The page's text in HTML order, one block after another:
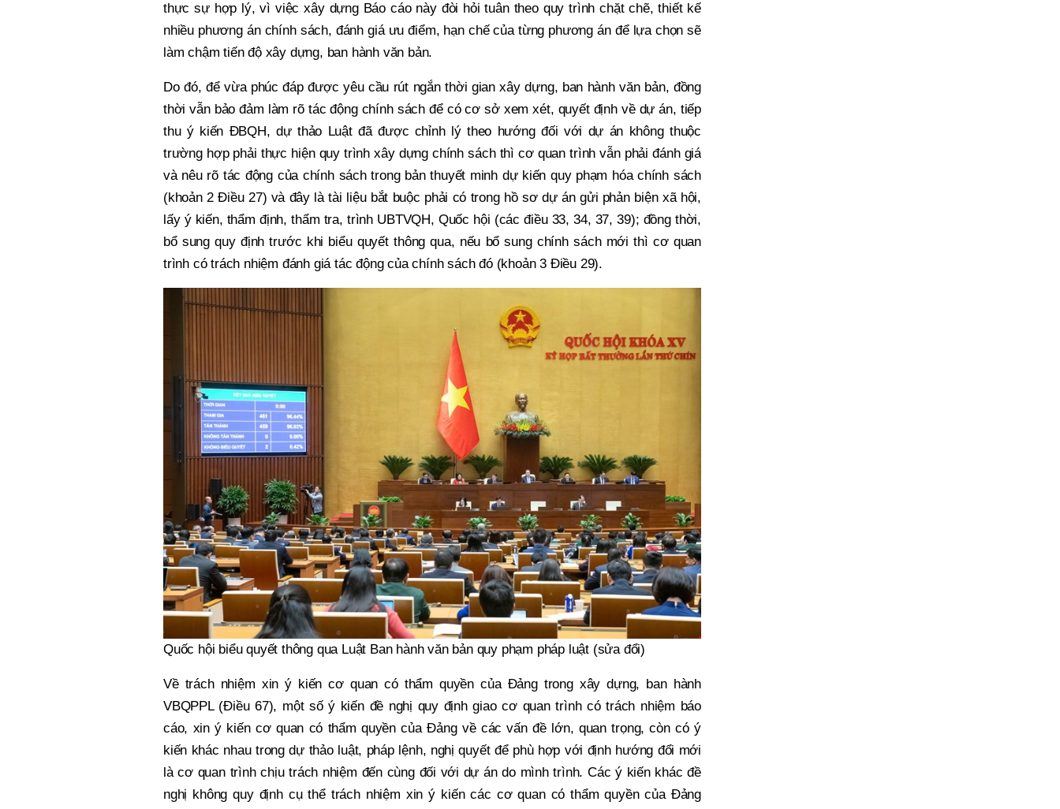
thực sự hợp lý, vì việc xây dựng Báo cáo này đòi hỏi tuân theo quy trình chặt chẽ, thiết kế
nhiều phương án chính sách, đánh giá ưu điểm, hạn chế của từng phương án để lựa chọn sẽ
làm chậm tiến độ xây dựng, ban hành văn bản.
Do đó, để vừa phúc đáp được yêu cầu rút ngắn thời gian xây dựng, ban hành văn bản, đồng
thời vẫn bảo đảm làm rõ tác động chính sách để có cơ sở xem xét, quyết định về dự án, tiếp
thu ý kiến ĐBQH, dự thảo Luật đã được chỉnh lý theo hướng đối với dự án không thuộc
trường hợp phải thực hiện quy trình xây dựng chính sách thì cơ quan trình vẫn phải đánh giá
và nêu rõ tác động của chính sách trong bản thuyết minh dự kiến quy phạm hóa chính sách
(khoản 2 Điều 27) và đây là tài liệu bắt buộc phải có trong hồ sơ dự án gửi phản biện xã hội,
lấy ý kiến, thẩm định, thẩm tra, trình UBTVQH, Quốc hội (các điều 33, 34, 37, 39); đồng thời,
bổ sung quy định trước khi biểu quyết thông qua, nếu bổ sung chính sách mới thì cơ quan
trình có trách nhiệm đánh giá tác động của chính sách đó (khoản 3 Điều 29).
Quốc hội biểu quyết thông qua Luật Ban hành văn bản quy phạm pháp luật (sửa đổi)
Về trách nhiệm xin ý kiến cơ quan có thẩm quyền của Đảng trong xây dựng, ban hành
VBQPPL (Điều 67), một số ý kiến đề nghị quy định giao cơ quan trình có trách nhiệm báo
cáo, xin ý kiến cơ quan có thẩm quyền của Đảng về các vấn đề lớn, quan trọng, còn có ý
kiến khác nhau trong dự thảo luật, pháp lệnh, nghị quyết để phù hợp với định hướng đổi mới
là cơ quan trình chịu trách nhiệm đến cùng đối với dự án do mình trình. Các ý kiến khác đề
nghị không quy định cụ thể trách nhiệm xin ý kiến các cơ quan có thẩm quyền của Đảng